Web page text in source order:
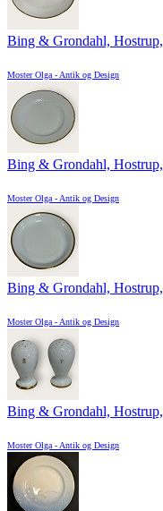
Bing & Grondahl,
Moster Olga - Antik og Design
Bing & Grondahl,
Moster Olga - Antik og Design
Bing & Grondahl,
Moster Olga - Antik og Design
Bing & Grondahl,
Moster Olga - Antik og Design